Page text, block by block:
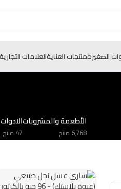
الصغيرةمنتجات العنايةالعلامات التجارية
الأطعمة والمشروبات
6٬768 منتج 47 منتج